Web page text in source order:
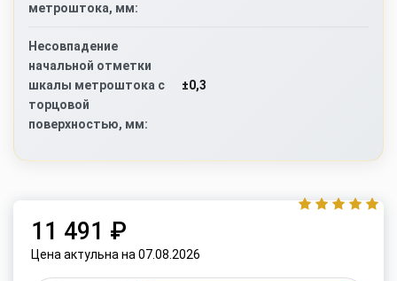
метроштока, мм:
Несовпадение
начальной отметки
шкалы метроштока с
торцовой
поверхностью, мм:
±0,3
11 491 ₽
Цена актульна на 07.08.2026